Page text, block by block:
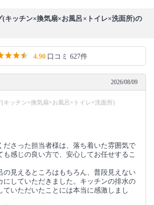
キッチン×換気扇×お風呂×トイレ×洗面所)の
4.90 口コミ 627件
2026/08/09
キッチン×換気扇×お風呂×トイレ×洗面所)
ださった担当者様は、落ち着いた雰囲気で
も感じの良い方で、安心してお任せするこ
の見えるところはもちろん、普段見えない
にしていただきました。キッチンの排水の
ていただいたことには本当に感激しまし